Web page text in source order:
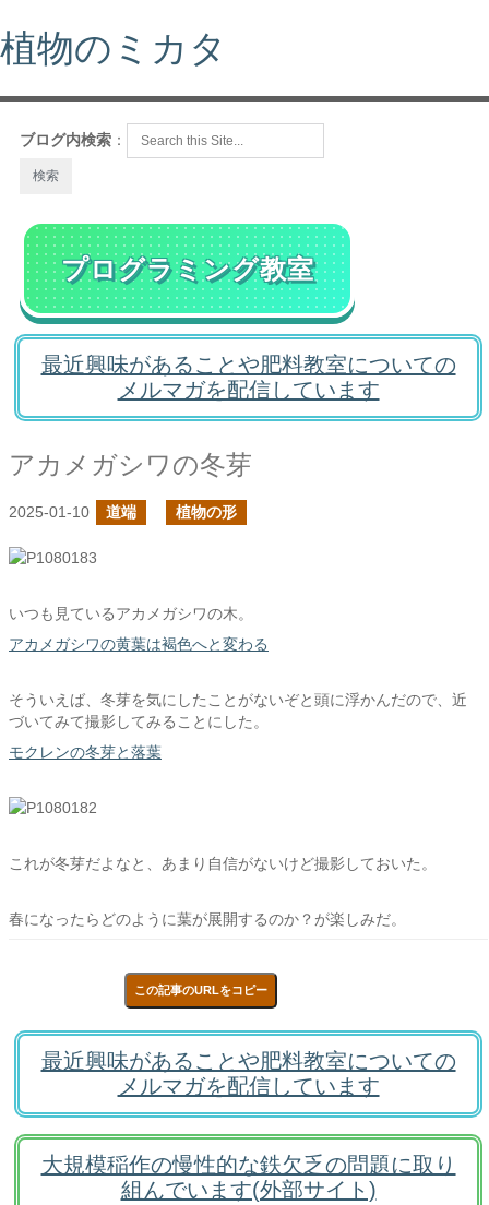
植物のミカタ
ブログ内検索 ：
プログラミング教室
最近興味があることや肥料教室についての
メルマガを配信しています
アカメガシワの冬芽
2025-01-10 道端 植物の形
いつも見ているアカメガシワの木。
アカメガシワの黄葉は褐色へと変わる
そういえば、冬芽を気にしたことがないぞと頭に浮かんだので、近
づいてみて撮影してみることにした。
モクレンの冬芽と落葉
これが冬芽だよなと、あまり自信がないけど撮影しておいた。
春になったらどのように葉が展開するのか？が楽しみだ。
この記事のURLをコピー
最近興味があることや肥料教室についての
メルマガを配信しています
大規模稲作の慢性的な鉄欠乏の問題に取り
組んでいます(外部サイト)